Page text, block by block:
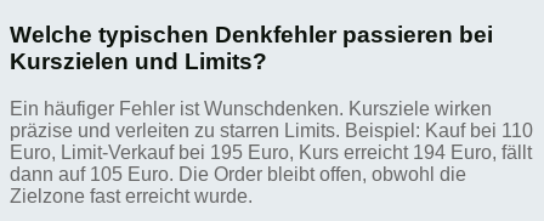
Welche typischen Denkfehler passieren bei
Kurszielen und Limits?
Ein häufiger Fehler ist Wunschdenken. Kursziele wirken
präzise und verleiten zu starren Limits. Beispiel: Kauf bei 110
Euro, Limit-Verkauf bei 195 Euro, Kurs erreicht 194 Euro, fällt
dann auf 105 Euro. Die Order bleibt offen, obwohl die
Zielzone fast erreicht wurde.